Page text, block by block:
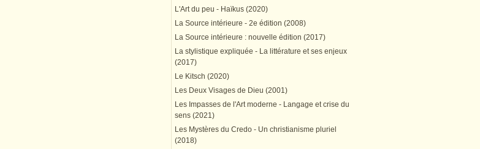
L'Art du peu - Haïkus (2020)
La Source intérieure - 2e édition (2008)
La Source intérieure : nouvelle édition (2017)
La stylistique expliquée - La littérature et ses enjeux
(2017)
Le Kitsch (2020)
Les Deux Visages de Dieu (2001)
Les Impasses de l'Art moderne - Langage et crise du
sens (2021)
Les Mystères du Credo - Un christianisme pluriel
(2018)